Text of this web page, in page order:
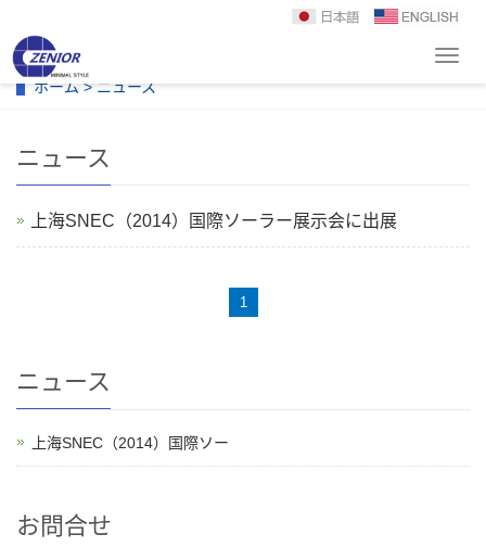
导
ホーム > ニュース
ニュース
上海SNEC（2014）国際ソーラー展示会に出展
1
ニュース
上海SNEC（2014）国際ソー
お問合せ